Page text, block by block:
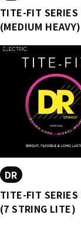
TITE-FIT
(MEDIUM HEAVY)
DR
TITE-FIT SERIES
(7 STRING LITE)